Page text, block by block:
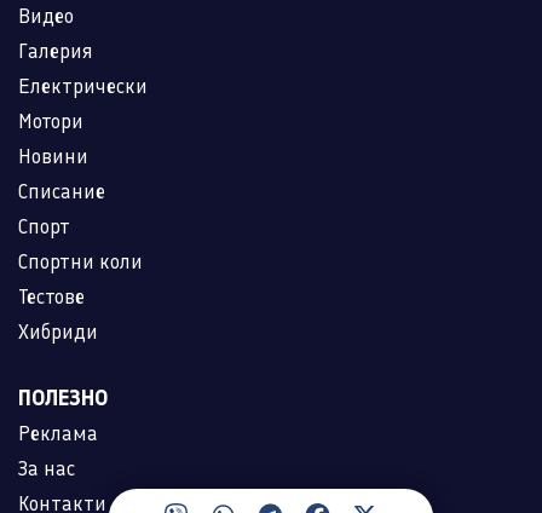
Видео
Галерия
Електрически
Мотори
Новини
Списание
Спорт
Спортни коли
Тестове
Хибриди
ПОЛЕЗНО
Реклама
За нас
Контакти